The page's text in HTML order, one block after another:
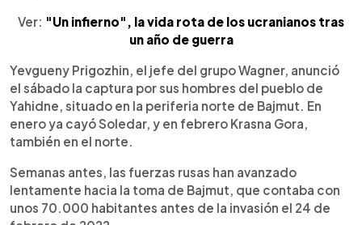
Ver: "Un infierno", la vida rota de los ucranianos tras
un año de guerra
Yevgueny Prigozhin, el jefe del grupo Wagner, anunció
el sábado la captura por sus hombres del pueblo de
Yahidne, situado en la periferia norte de Bajmut. En
enero ya cayó Soledar, y en febrero Krasna Gora,
también en el norte.
Semanas antes, las fuerzas rusas han avanzado
lentamente hacia la toma de Bajmut, que contaba con
unos 70.000 habitantes antes de la invasión el 24 de